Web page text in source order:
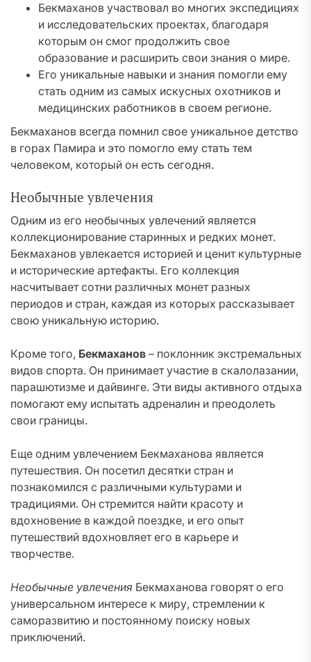
Бекмаханов участвовал во многих экспедициях
и исследовательских проектах, благодаря
которым он смог продолжить свое
образование и расширить свои знания о мире.
Его уникальные навыки и знания помогли ему
стать одним из самых искусных охотников и
медицинских работников в своем регионе.
Бекмаханов всегда помнил свое уникальное детство
в горах Памира и это помогло ему стать тем
человеком, который он есть сегодня.
Необычные увлечения
Одним из его необычных увлечений является
коллекционирование старинных и редких монет.
Бекмаханов увлекается историей и ценит культурные
и исторические артефакты. Его коллекция
насчитывает сотни различных монет разных
периодов и стран, каждая из которых рассказывает
свою уникальную историю.
Кроме того, Бекмаханов – поклонник экстремальных
видов спорта. Он принимает участие в скалолазании,
парашютизме и дайвинге. Эти виды активного отдыха
помогают ему испытать адреналин и преодолеть
свои границы.
Еще одним увлечением Бекмаханова является
путешествия. Он посетил десятки стран и
познакомился с различными культурами и
традициями. Он стремится найти красоту и
вдохновение в каждой поездке, и его опыт
путешествий вдохновляет его в карьере и
творчестве.
Необычные увлечения Бекмаханова говорят о его
универсальном интересе к миру, стремлении к
саморазвитию и постоянному поиску новых
приключений.